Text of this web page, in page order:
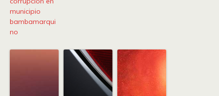
municipio
bambamarqui
no